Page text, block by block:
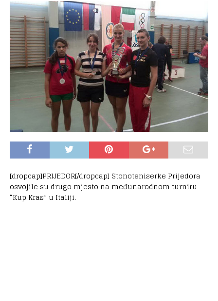
[dropcap]PRIJEDOR[/dropcap] Stonoteniserke Prijedora
osvojile su drugo mjesto na međunarodnom turniru
“Kup Kras” u Italiji.